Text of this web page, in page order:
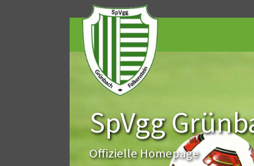
SpVgg
Offizielle Homepage